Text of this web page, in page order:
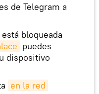
de Telegram a
bloqueada
puedes
dispositivo
en la red